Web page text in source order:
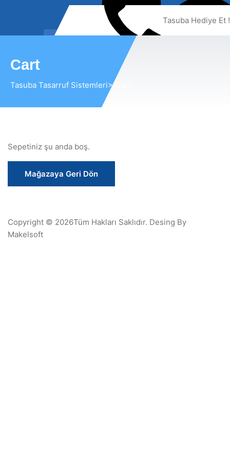
En Büyük Kazanç
Tasarruftur...
0850 308 28 61
Tasuba Hediye Et !
Cart
Tasuba Tasarruf Sistemleri> Cart
Sepetiniz şu anda boş.
Mağazaya Geri Dön
Copyright © 2026Tüm Hakları Saklıdır. Desing By
Makelsoft